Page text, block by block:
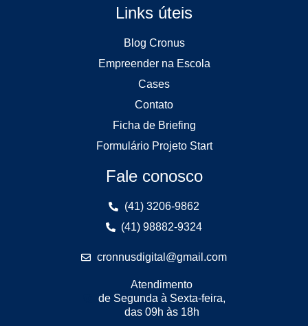
Links úteis
Blog Cronus
Empreender na Escola
Cases
Contato
Ficha de Briefing
Formulário Projeto Start
Fale conosco
(41) 3206-9862
(41) 98882-9324
cronnusdigital@gmail.com
Atendimento
de Segunda à Sexta-feira,
das 09h às 18h